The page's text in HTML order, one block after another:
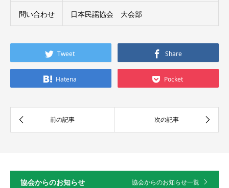
問い合わせ 日本民謡協会 大会部
Tweet Share
Hatena Pocket
協会からのお知らせ 協会からのお知らせ一覧